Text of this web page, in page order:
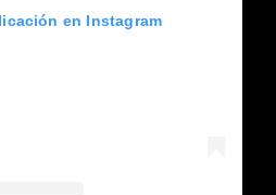
en Instagram